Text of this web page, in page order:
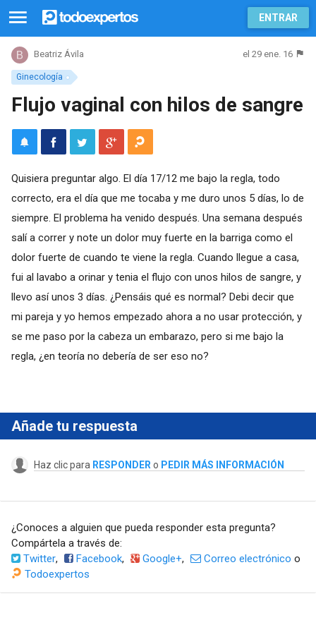
ENTRAR
Ginecología
Beatriz Ávila el 29 ene. 16
Flujo vaginal con hilos de sangre
Quisiera preguntar algo. El día 17/12 me bajo la regla, todo
correcto, era el día que me tocaba y me duro unos 5 días, lo de
siempre. El problema ha venido después. Una semana después
salí a correr y note un dolor muy fuerte en la barriga como el
dolor fuerte de cuando te viene la regla. Cuando llegue a casa,
fui al lavabo a orinar y tenia el flujo con unos hilos de sangre, y
llevo así unos 3 días. ¿Pensáis qué es normal? Debi decir que
mi pareja y yo hemos empezado ahora a no usar protección, y
se me paso por la cabeza un embarazo, pero si me bajo la
regla, ¿en teoría no debería de ser eso no?
Añade tu respuesta
Haz clic para RESPONDER o PEDIR MÁS INFORMACIÓN
¿Conoces a alguien que pueda responder esta pregunta?
Compártela a través de:
Twitter, Facebook, Google+, Correo electrónico o
Todoexpertos